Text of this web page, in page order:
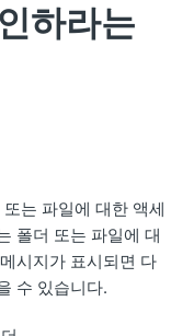
하라는
는 파일에 대한 액세
폴더 또는 파일에 대
시지가 표시되면 다
수 있습니다.